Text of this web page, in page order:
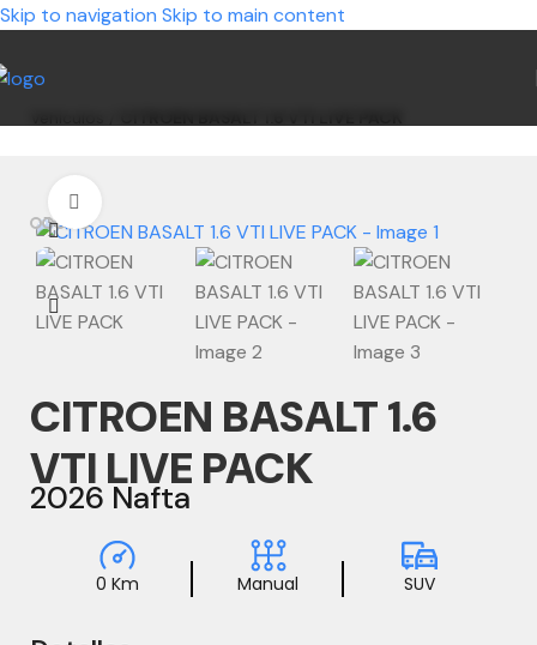
Skip to navigation Skip to main content
CITROEN BASALT 1.6
VTI LIVE PACK
2026 Nafta
0 Km Manual SUV